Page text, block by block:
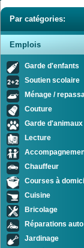
Par catégories:
Emplois
Garde d'enfants
Soutien scolaire
Ménage /
Couture
Garde d'animaux
Lecture
Chauffeur
Courses à
Cuisine
Bricolage
Réparations auto
Jardinage